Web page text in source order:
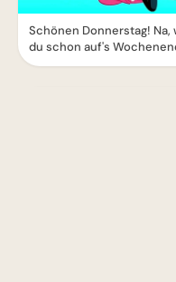
Schönen Donnerstag! Na,
du schon auf's